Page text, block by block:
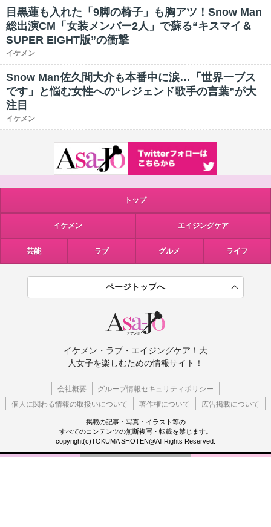
目黒蓮も入れた「9脚の椅子」も胸アツ！Snow Man
総出演CM「女装メンバー2人」で蘇る“キスマイ＆
SUPER EIGHT版”の衝撃
イケメン
Snow Man佐久間大介も本番中に涙…「世界一ブス
です」と悩む女性への“レジェンド歌手の言葉”が大
注目
イケメン
トップ
イケメン エイジングケア
芸能 ラブ グルメ ライフ
ページトップへ
イケメン・ラブ・エイジングケア！大
人女子を楽しむための情報サイト！
会社概要
グループ情報セキュリティポリシー
個人に関わる情報の取扱いについて
著作権について 広告掲載について
掲載の記事・写真・イラスト等の
すべてのコンテンツの無断複写・転載を禁じます。
copyright(c)TOKUMA SHOTEN@All Rights Reserved.